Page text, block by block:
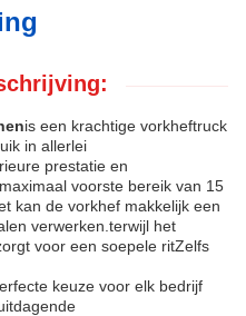
is een krachtige vorkheftruck
in allerlei
prestatie en
voorste bereik van 15
kan de vorkhef makkelijk een
verwerken.terwijl het
voor een soepele ritZelfs
keuze voor elk bedrijf